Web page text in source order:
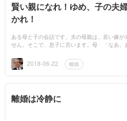
賢い親になれ！ゆめ、子の夫
かれ！
ある母と子の会話です。夫の母親は、若い嫁が
せん。そこで、息子に言います。母 「なあ、
やれ。私か...2018-06-22 離婚
離婚は冷静に